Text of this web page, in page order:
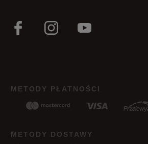
METODY PŁATNOŚCI
METODY DOSTAWY